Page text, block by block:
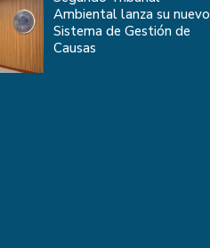
Ambiental lanza su nuevo
Sistema de Gestión de
Causas